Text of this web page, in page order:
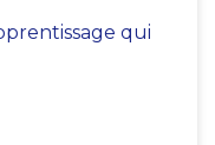
qui